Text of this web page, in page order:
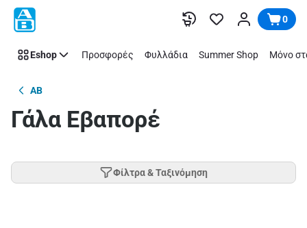
Παράλειψη 0
Eshop Προσφορές Φυλλάδια Summer Shop Μόνο
AB
Γάλα Εβαπορέ
Φίλτρα & Ταξινόμηση